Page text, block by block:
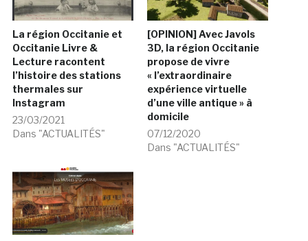
La région Occitanie et
Occitanie Livre &
Lecture racontent
l’histoire des stations
thermales sur
Instagram
23/03/2021
Dans "ACTUALITÉS"
[OPINION] Avec Javols
3D, la région Occitanie
propose de vivre
« l’extraordinaire
expérience virtuelle
d’une ville antique » à
domicile
07/12/2020
Dans "ACTUALITÉS"